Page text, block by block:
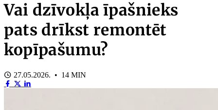
Vai dzīvokļa īpašnieks
pats drīkst remontēt
kopīpašumu?
27.05.2026. • 14 MIN